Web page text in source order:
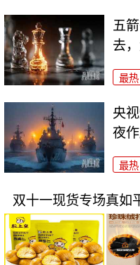
五
去
最热
央
夜
最热
双十一现货专场真如